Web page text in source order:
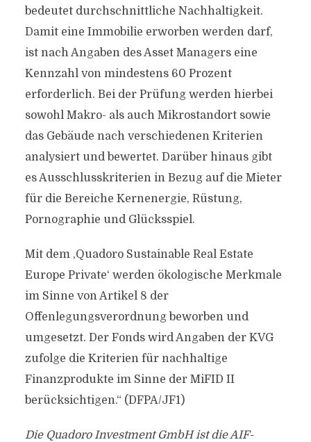
bedeutet durchschnittliche Nachhaltigkeit.
Damit eine Immobilie erworben werden darf,
ist nach Angaben des Asset Managers eine
Kennzahl von mindestens 60 Prozent
erforderlich. Bei der Prüfung werden hierbei
sowohl Makro- als auch Mikrostandort sowie
das Gebäude nach verschiedenen Kriterien
analysiert und bewertet. Darüber hinaus gibt
es Ausschlusskriterien in Bezug auf die Mieter
für die Bereiche Kernenergie, Rüstung,
Pornographie und Glücksspiel.
Mit dem ,Quadoro Sustainable Real Estate
Europe Private‘ werden ökologische Merkmale
im Sinne von Artikel 8 der
Offenlegungsverordnung beworben und
umgesetzt. Der Fonds wird Angaben der KVG
zufolge die Kriterien für nachhaltige
Finanzprodukte im Sinne der MiFID II
berücksichtigen.“ (DFPA/JF1)
Die Quadoro Investment GmbH ist die AIF-